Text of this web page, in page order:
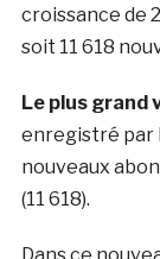
croissance de
soit 11 618
Le plus grand
enregistré par
nouveaux
(11 618).